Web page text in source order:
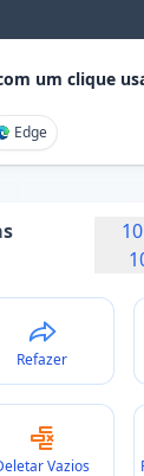
um clique
Edge
10
Refazer
Vazios